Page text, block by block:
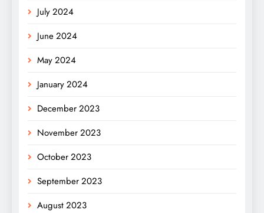
July 2024
June 2024
May 2024
January 2024
December 2023
November 2023
October 2023
September 2023
August 2023